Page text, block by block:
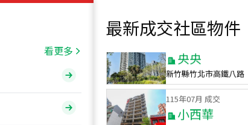
看更多
最新成交社區物件
115年07月 成交
新竹縣竹北市高鐵八路
115年07月 成交
小西華
台北市內湖區康寧路三段